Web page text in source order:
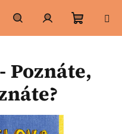
HledatPřihlášeníNákupní
košík
Poznáte,